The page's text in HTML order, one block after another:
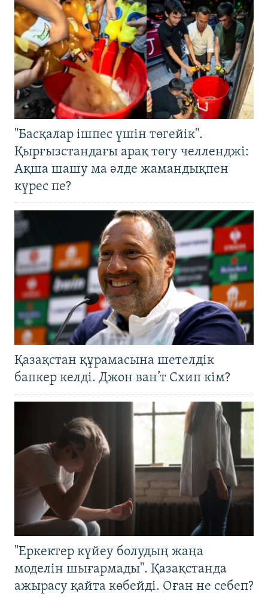
"Басқалар ішпес үшін төгейік".
Қырғызстандағы арақ төгу челленджі:
Ақша шашу ма әлде жамандықпен
күрес пе?
Қазақстан құрамасына шетелдік
бапкер келді. Джон ван’т Схип кім?
"Еркектер күйеу болудың жаңа
моделін шығармады". Қазақстанда
ажырасу қайта көбейді. Оған не себеп?